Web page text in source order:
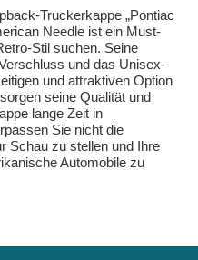
Truckerkappe „Pontiac
Needle ist ein Must-
Stil suchen. Seine
und das Unisex-
und attraktiven Option
seine Qualität und
lange Zeit in
Sie nicht die
Schau zu stellen und Ihre
Automobile zu